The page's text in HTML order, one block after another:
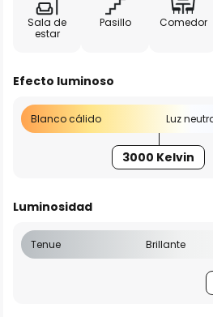
Sala de
estar
Pasillo Comedor
Efecto luminoso
Blanco cálido Luz
3000 Kelvin
Luminosidad
Tenue Brillante